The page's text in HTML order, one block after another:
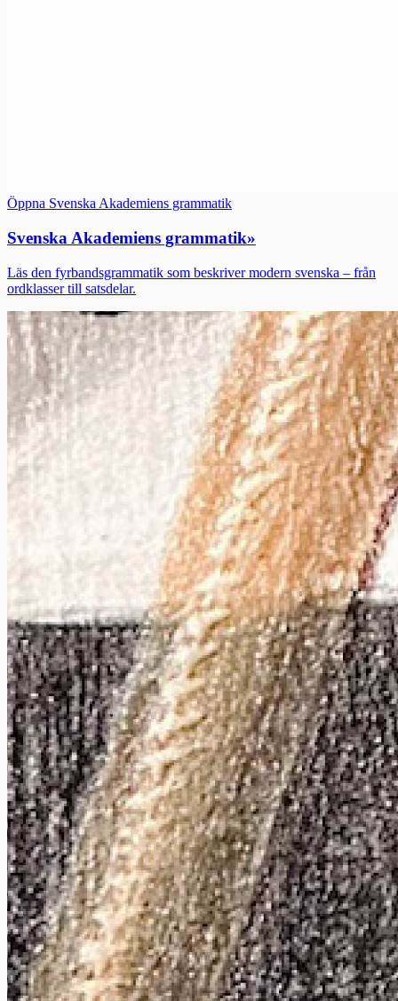
Öppna Svenska Akademiens grammatik
Svenska Akademiens grammatik»
Läs den fyrbandsgrammatik som beskriver modern svenska – från
ordklasser till satsdelar.